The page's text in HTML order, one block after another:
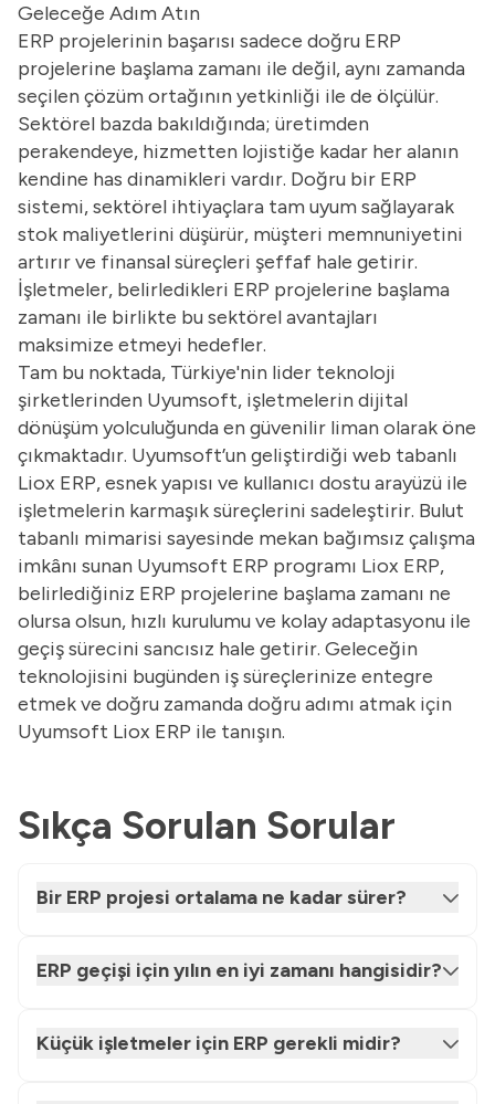
Geleceğe Adım Atın
ERP projelerinin başarısı sadece doğru ERP
projelerine başlama zamanı ile değil, aynı zamanda
seçilen çözüm ortağının yetkinliği ile de ölçülür.
Sektörel bazda bakıldığında; üretimden
perakendeye, hizmetten lojistiğe kadar her alanın
kendine has dinamikleri vardır. Doğru bir ERP
sistemi, sektörel ihtiyaçlara tam uyum sağlayarak
stok maliyetlerini düşürür, müşteri memnuniyetini
artırır ve finansal süreçleri şeffaf hale getirir.
İşletmeler, belirledikleri ERP projelerine başlama
zamanı ile birlikte bu sektörel avantajları
maksimize etmeyi hedefler.
Tam bu noktada, Türkiye'nin lider teknoloji
şirketlerinden Uyumsoft, işletmelerin dijital
dönüşüm yolculuğunda en güvenilir liman olarak öne
çıkmaktadır. Uyumsoft’un geliştirdiği web tabanlı
Liox ERP, esnek yapısı ve kullanıcı dostu arayüzü ile
işletmelerin karmaşık süreçlerini sadeleştirir. Bulut
tabanlı mimarisi sayesinde mekan bağımsız çalışma
imkânı sunan Uyumsoft ERP programı Liox ERP,
belirlediğiniz ERP projelerine başlama zamanı ne
olursa olsun, hızlı kurulumu ve kolay adaptasyonu ile
geçiş sürecini sancısız hale getirir. Geleceğin
teknolojisini bugünden iş süreçlerinize entegre
etmek ve doğru zamanda doğru adımı atmak için
Uyumsoft Liox ERP ile tanışın.
Sıkça Sorulan Sorular
Bir ERP projesi ortalama ne kadar sürer?
ERP geçişi için yılın en iyi zamanı hangisidir?
Küçük işletmeler için ERP gerekli midir?